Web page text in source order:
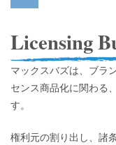
Licensing
マックスバズは、ブラ
センス商品化に関わる
す。
権利元の割り出し、諸